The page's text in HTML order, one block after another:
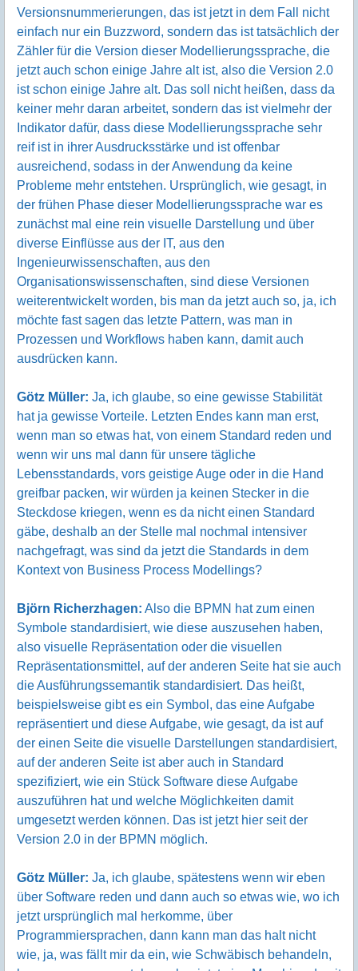
Versionsnummerierungen, das ist jetzt in dem Fall nicht
einfach nur ein Buzzword, sondern das ist tatsächlich der
Zähler für die Version dieser Modellierungssprache, die
jetzt auch schon einige Jahre alt ist, also die Version 2.0
ist schon einige Jahre alt. Das soll nicht heißen, dass da
keiner mehr daran arbeitet, sondern das ist vielmehr der
Indikator dafür, dass diese Modellierungssprache sehr
reif ist in ihrer Ausdrucksstärke und ist offenbar
ausreichend, sodass in der Anwendung da keine
Probleme mehr entstehen. Ursprünglich, wie gesagt, in
der frühen Phase dieser Modellierungssprache war es
zunächst mal eine rein visuelle Darstellung und über
diverse Einflüsse aus der IT, aus den
Ingenieurwissenschaften, aus den
Organisationswissenschaften, sind diese Versionen
weiterentwickelt worden, bis man da jetzt auch so, ja, ich
möchte fast sagen das letzte Pattern, was man in
Prozessen und Workflows haben kann, damit auch
ausdrücken kann.
Götz Müller: Ja, ich glaube, so eine gewisse Stabilität
hat ja gewisse Vorteile. Letzten Endes kann man erst,
wenn man so etwas hat, von einem Standard reden und
wenn wir uns mal dann für unsere tägliche
Lebensstandards, vors geistige Auge oder in die Hand
greifbar packen, wir würden ja keinen Stecker in die
Steckdose kriegen, wenn es da nicht einen Standard
gäbe, deshalb an der Stelle mal nochmal intensiver
nachgefragt, was sind da jetzt die Standards in dem
Kontext von Business Process Modellings?
Björn Richerzhagen: Also die BPMN hat zum einen
Symbole standardisiert, wie diese auszusehen haben,
also visuelle Repräsentation oder die visuellen
Repräsentationsmittel, auf der anderen Seite hat sie auch
die Ausführungssemantik standardisiert. Das heißt,
beispielsweise gibt es ein Symbol, das eine Aufgabe
repräsentiert und diese Aufgabe, wie gesagt, da ist auf
der einen Seite die visuelle Darstellungen standardisiert,
auf der anderen Seite ist aber auch in Standard
spezifiziert, wie ein Stück Software diese Aufgabe
auszuführen hat und welche Möglichkeiten damit
umgesetzt werden können. Das ist jetzt hier seit der
Version 2.0 in der BPMN möglich.
Götz Müller: Ja, ich glaube, spätestens wenn wir eben
über Software reden und dann auch so etwas wie, wo ich
jetzt ursprünglich mal herkomme, über
Programmiersprachen, dann kann man das halt nicht
wie, ja, was fällt mir da ein, wie Schwäbisch behandeln,